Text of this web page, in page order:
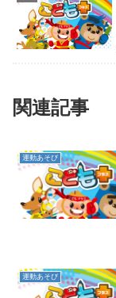
関連記事
運動あそび
運動あそび